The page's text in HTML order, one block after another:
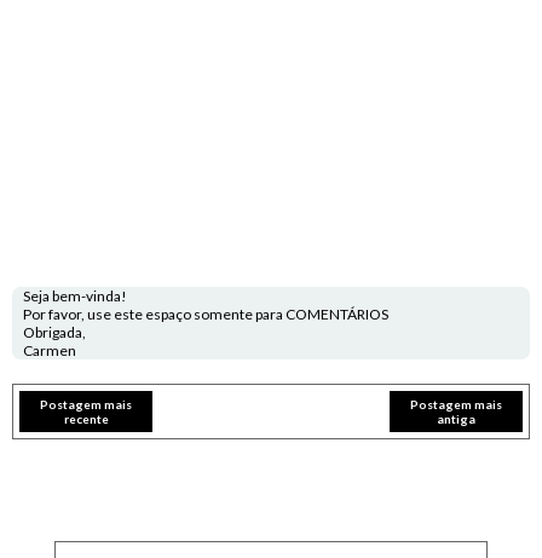
Seja bem-vinda!
Por favor, use este espaço somente para COMENTÁRIOS
Obrigada,
Carmen
Postagem mais
recente
Postagem mais
antiga